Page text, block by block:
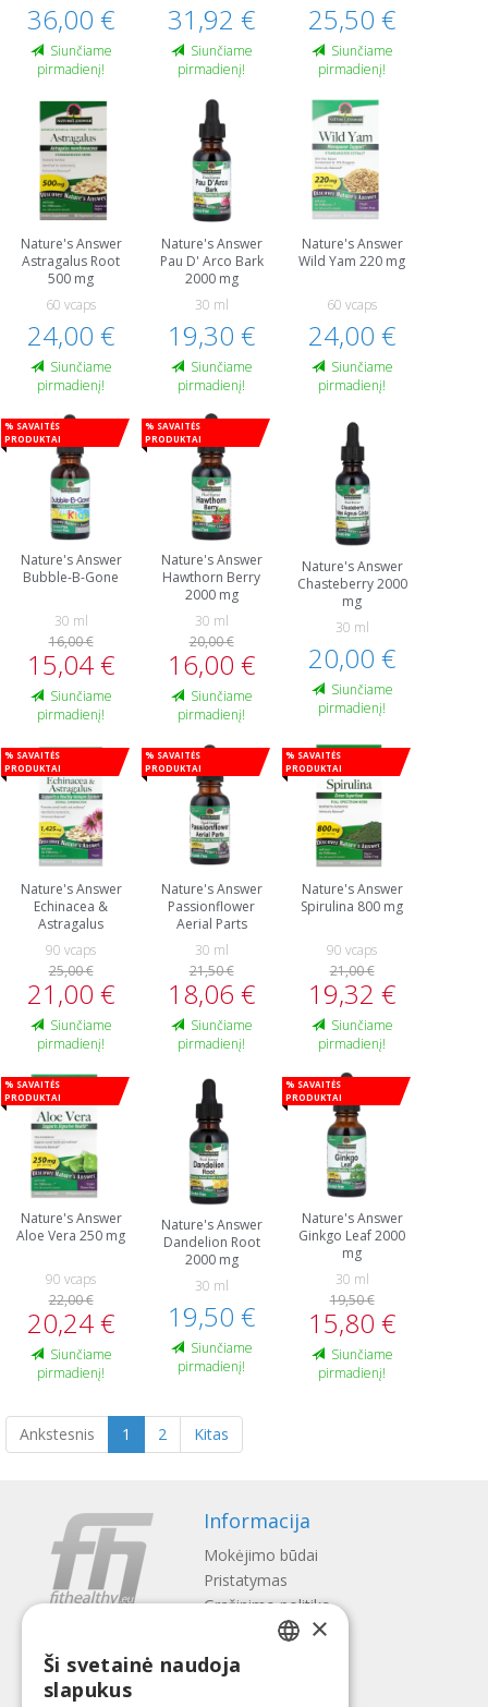
36,00 €
Siunčiame
pirmadienį!
31,92 €
Siunčiame
pirmadienį!
25,50 €
Siunčiame
pirmadienį!
Nature's Answer
Astragalus Root
500 mg
60 vcaps
24,00 €
Siunčiame
pirmadienį!
Nature's Answer
Pau D' Arco Bark
2000 mg
30 ml
19,30 €
Siunčiame
pirmadienį!
Nature's Answer
Wild Yam 220 mg
60 vcaps
24,00 €
Siunčiame
pirmadienį!
% Savaitės
produktai
Nature's Answer
Bubble-B-Gone
30 ml
16,00 €
15,04 €
Siunčiame
pirmadienį!
% Savaitės
produktai
Nature's Answer
Hawthorn Berry
2000 mg
30 ml
20,00 €
16,00 €
Siunčiame
pirmadienį!
Nature's Answer
Chasteberry 2000
mg
30 ml
20,00 €
Siunčiame
pirmadienį!
% Savaitės
produktai
Nature's Answer
Echinacea &
Astragalus
90 vcaps
25,00 €
21,00 €
Siunčiame
pirmadienį!
% Savaitės
produktai
Nature's Answer
Passionflower
Aerial Parts
30 ml
21,50 €
18,06 €
Siunčiame
pirmadienį!
% Savaitės
produktai
Nature's Answer
Spirulina 800 mg
90 vcaps
21,00 €
19,32 €
Siunčiame
pirmadienį!
% Savaitės
produktai
Nature's Answer
Aloe Vera 250 mg
90 vcaps
22,00 €
20,24 €
Siunčiame
pirmadienį!
Nature's Answer
Dandelion Root
2000 mg
30 ml
19,50 €
Siunčiame
pirmadienį!
% Savaitės
produktai
Nature's Answer
Ginkgo Leaf 2000
mg
30 ml
19,50 €
15,80 €
Siunčiame
pirmadienį!
Ankstesnis 1 2 Kitas
Informacija
Mokėjimo būdai
Pristatymas
Gražinimo politika
Apie mus
Kontaktai
×
Ši svetainė naudoja
slapukus